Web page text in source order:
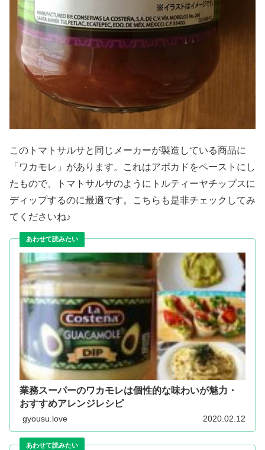
このトマトサルサと同じメーカーが製造している商品に
「ワカモレ」があります。これはアボカドをペーストにし
たもので、トマトサルサのようにトルティーヤチップスに
ディップするのに最適です。こちらも是非チェックしてみ
てくださいね♪
業務スーパーのワカモレは個性的な味わいが魅力・
おすすめアレンジレシピ
gyousu.love 2020.02.12